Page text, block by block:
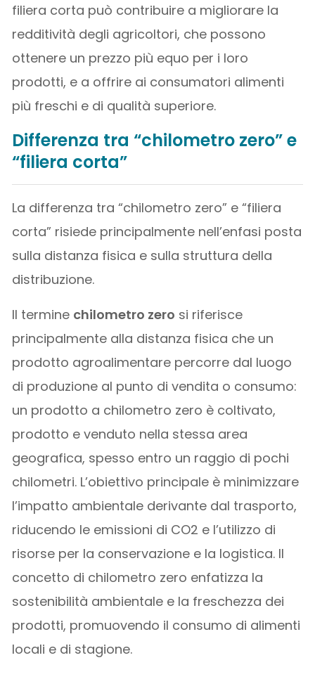
filiera corta può contribuire a migliorare la
redditività degli agricoltori, che possono
ottenere un prezzo più equo per i loro
prodotti, e a offrire ai consumatori alimenti
più freschi e di qualità superiore.
Differenza tra “chilometro zero” e
“filiera corta”
La differenza tra “chilometro zero” e “filiera
corta” risiede principalmente nell’enfasi posta
sulla distanza fisica e sulla struttura della
distribuzione.
Il termine chilometro zero si riferisce
principalmente alla distanza fisica che un
prodotto agroalimentare percorre dal luogo
di produzione al punto di vendita o consumo:
un prodotto a chilometro zero è coltivato,
prodotto e venduto nella stessa area
geografica, spesso entro un raggio di pochi
chilometri. L’obiettivo principale è minimizzare
l’impatto ambientale derivante dal trasporto,
riducendo le emissioni di CO2 e l’utilizzo di
risorse per la conservazione e la logistica. Il
concetto di chilometro zero enfatizza la
sostenibilità ambientale e la freschezza dei
prodotti, promuovendo il consumo di alimenti
locali e di stagione.